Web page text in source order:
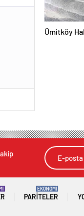
Ümitköy
PARITELER
EKONOMİ